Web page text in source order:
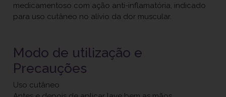
medicamentoso com ação anti-inflamatória, indicado
para uso cutâneo no alívio da dor muscular.
Modo de utilização e
Precauções
Uso cutâneo